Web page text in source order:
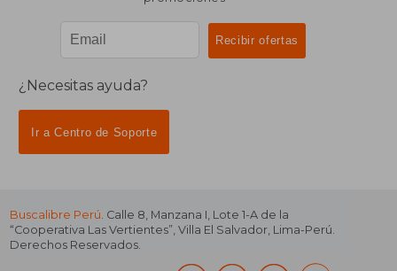
¿Necesitas ayuda?
Ir a Centro de Soporte
Buscalibre Perú. Calle 8, Manzana I, Lote 1-A de la
“Cooperativa Las Vertientes”, Villa El Salvador, Lima-Perú.
Derechos Reservados.